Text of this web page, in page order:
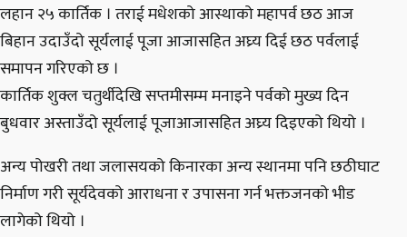
लहान २५ कार्तिक । तराई मधेशको आस्थाको महापर्व छठ आज
बिहान उदाउँदो सूर्यलाई पूजा आजासहित अघ्र्य दिई छठ पर्वलाई
समापन गरिएको छ ।
कार्तिक शुक्ल चतुर्थीदेखि सप्तमीसम्म मनाइने पर्वको मुख्य दिन
बुधवार अस्ताउँदो सूर्यलाई पूजाआजासहित अघ्र्य दिइएको थियो ।
अन्य पोखरी तथा जलासयको किनारका अन्य स्थानमा पनि छठीघाट
निर्माण गरी सूर्यदेवको आराधना र उपासना गर्न भक्तजनको भीड
लागेको थियो ।